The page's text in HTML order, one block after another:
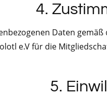
4.
Daten gemäß
e.V für die
5.